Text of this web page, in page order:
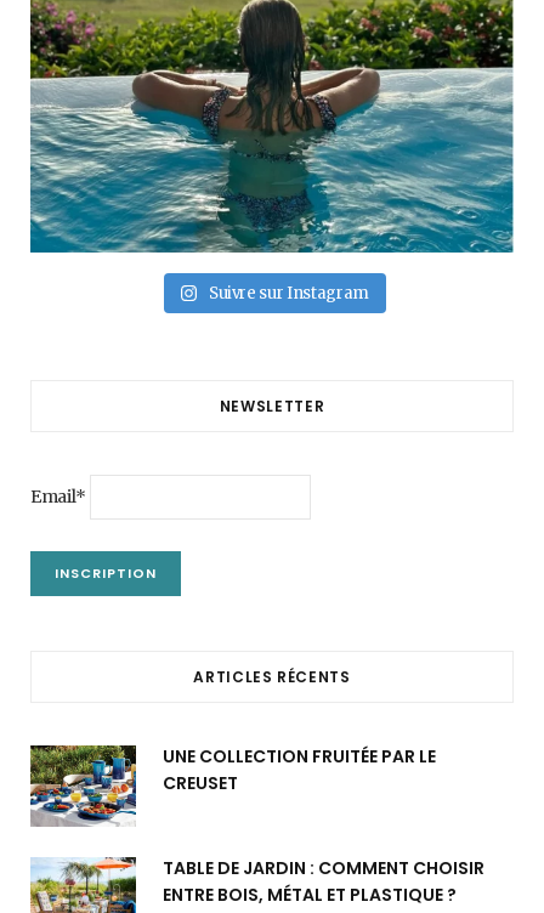
Suivre sur Instagram
NEWSLETTER
Email*
ARTICLES RÉCENTS
UNE COLLECTION FRUITÉE PAR LE
CREUSET
TABLE DE JARDIN : COMMENT CHOISIR
ENTRE BOIS, MÉTAL ET PLASTIQUE ?